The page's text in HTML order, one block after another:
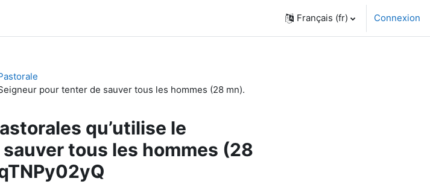
Français ‎(fr)‎ Connexion
pour tenter de sauver tous les hommes (28 mn).
qu’utilise le
tous les hommes (28